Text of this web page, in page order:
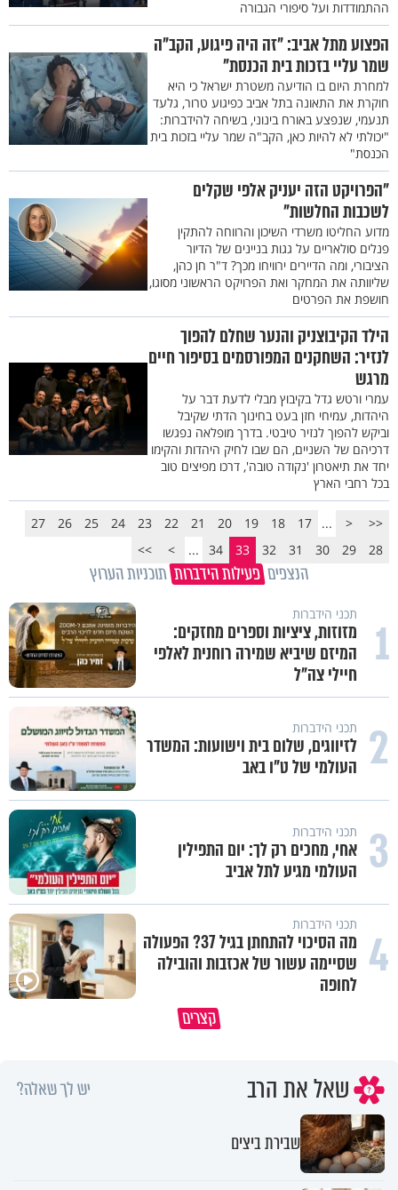
ההתמודדות ועל סיפורי הגבורה
הפצוע מתל אביב: "זה היה פיגוע, הקב"ה
שמר עליי בזכות בית הכנסת"
למחרת היום בו הודיעה משטרת ישראל כי היא
חוקרת את התאונה בתל אביב כפיגוע טרור, גלעד
תנעמי, שנפצע באורח בינוני, בשיחה להידברות:
"יכולתי לא להיות כאן, הקב"ה שמר עליי בזכות בית
הכנסת"
"הפרויקט הזה יעניק אלפי שקלים
לשכבות החלשות"
מדוע החליטו משרדי השיכון והרווחה להתקין
פנלים סולאריים על גגות בניינים של הדיור
הציבורי, ומה הדיירים ירוויחו מכך? ד"ר חן כהן,
שליוותה את המחקר ואת הפרויקט הראשוני מסוגו,
חושפת את הפרטים
הילד הקיבוצניק והנער שחלם להפוך
לנזיר: השחקנים המפורסמים בסיפור חיים
מרגש
עמרי ורטש גדל בקיבוץ מבלי לדעת דבר על
היהדות, עמיחי חזן בעט בחינוך הדתי שקיבל
וביקש להפוך לנזיר טיבטי. בדרך מופלאה נפגשו
דרכיהם של השניים, הם שבו לחיק היהדות והקימו
יחד את תיאטרון 'נקודה טובה', דרכו מפיצים טוב
בכל רחבי הארץ
<<
<
...
17
18
19
20
21
22
23
24
25
26
27
28
29
30
31
32
33
34
...
>
>>
הנצפים פעילות הידברות תוכניות הערוץ
1 תכני הידברות
מזוזות, ציציות וספרים מחזקים:
המיזם שיביא שמירה רוחנית לאלפי
חיילי צה"ל
2 תכני הידברות
לזיווגים, שלום בית וישועות: המשדר
העולמי של ט"ו באב
3 תכני הידברות
אחי, מחכים רק לך: יום התפילין
העולמי מגיע לתל אביב
4 תכני הידברות
מה הסיכוי להתחתן בגיל 37? הפעולה
שסיימה עשור של אכזבות והובילה
לחופה
קצרים
שאל את הרב יש לך שאלה?
שבירת ביצים